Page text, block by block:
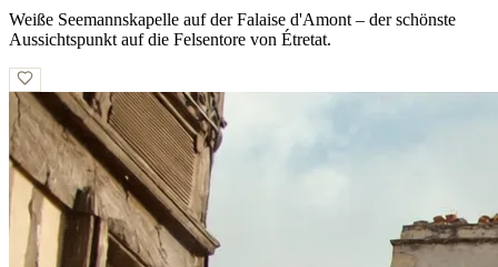
Weiße Seemannskapelle auf der Falaise d'Amont – der schönste
Aussichtspunkt auf die Felsentore von Étretat.